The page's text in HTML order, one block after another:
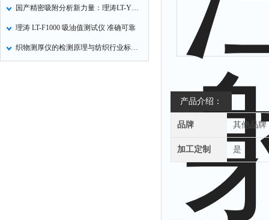
国产精密吸附分析新力量：理涛LT-Y019A全自动高压吸附仪的性能与应用解析
理涛 LT-F1000 吸油值测试仪 准确可靠
织物测厚仪的检测原理与纺织行业标准化应用
产品介绍：
品牌 其他品牌
加工定制 是